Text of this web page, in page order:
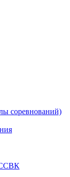
соревнований)
ССВК